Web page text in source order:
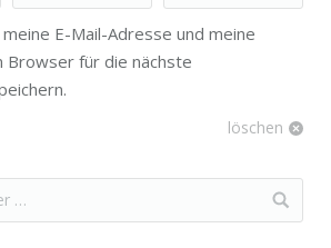
E-Mail-Adresse und meine
Browser für die nächste
löschen